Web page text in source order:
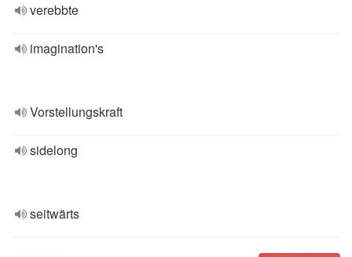
verebbte
imagination's
Vorstellungskraft
sidelong
seitwärts